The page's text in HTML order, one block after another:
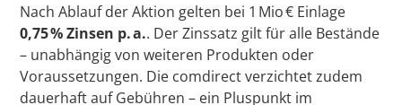
Nach Ablauf der Aktion gelten bei 1 Mio € Einlage
0,75 % Zinsen p. a.. Der Zinssatz gilt für alle Bestände
– unabhängig von weiteren Produkten oder
Voraussetzungen. Die comdirect verzichtet zudem
dauerhaft auf Gebühren – ein Pluspunkt im